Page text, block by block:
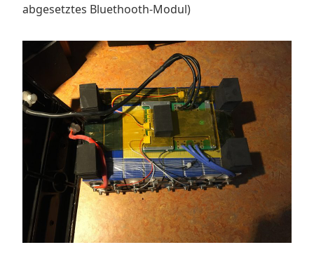
abgesetztes Bluethooth-Modul)